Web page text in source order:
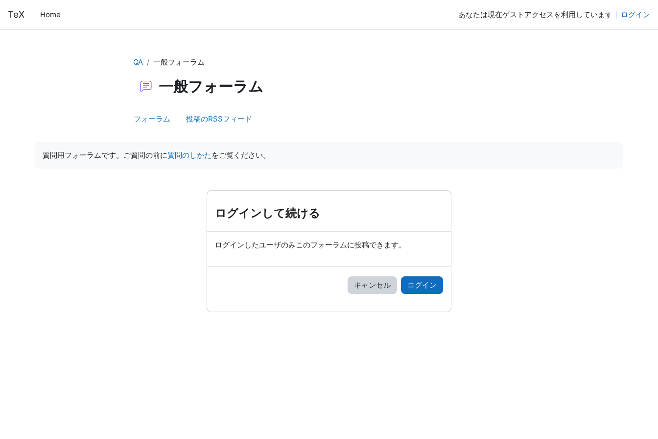
TeX Home あなたは現在ゲストアクセスを利用しています ログイン
QA 一般フォーラム
一般フォーラム
フォーラム 投稿のRSSフィード
質問用フォーラムです。ご質問の前に質問のしかた をご覧ください。
ログインして続ける
ログインしたユーザのみこのフォーラムに投稿できます。
キャンセル ログイン